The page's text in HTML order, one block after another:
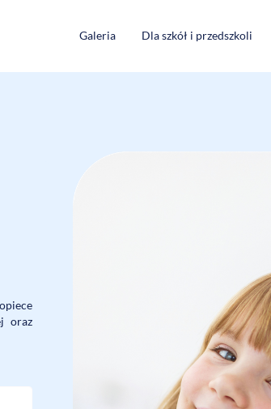
Galeria Dla szkół i przedszkoli
oraz